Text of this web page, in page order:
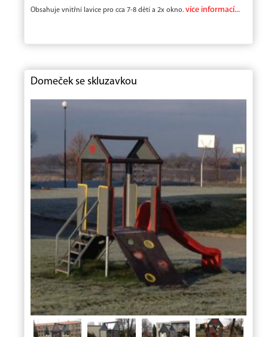
Obsahuje vnitřní lavice pro cca 7-8 dětí a 2x okno. více informací...
Domeček se skluzavkou